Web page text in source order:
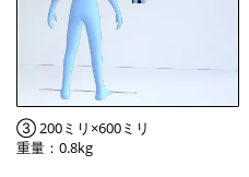
③ 200ミリ×600ミリ
重量：0.8kg